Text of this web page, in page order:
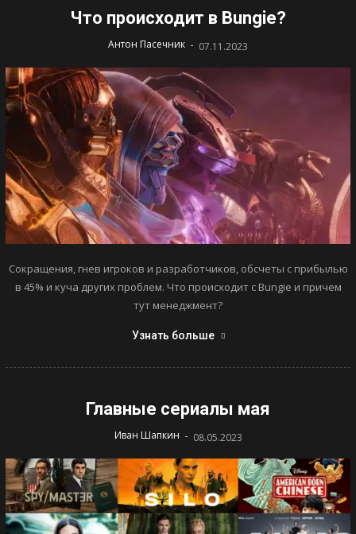
Что происходит в Bungie?
Антон Пасечник - 07.11.2023
Сокращения, гнев игроков и разработчиков, обсчеты с прибылью
в 45% и куча других проблем. Что происходит с Bungie и причем
тут менеджмент?
Узнать больше
Главные сериалы мая
Иван Шапкин - 08.05.2023